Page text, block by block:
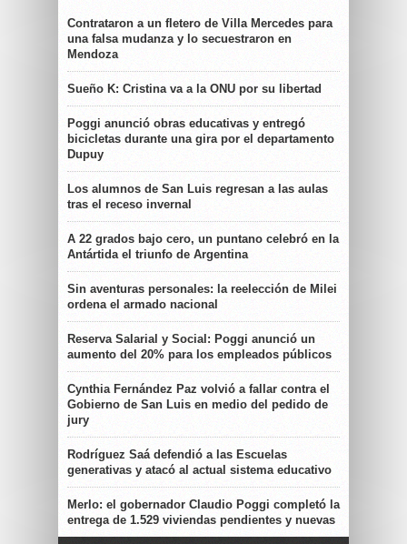
Contrataron a un fletero de Villa Mercedes para
una falsa mudanza y lo secuestraron en
Mendoza
Sueño K: Cristina va a la ONU por su libertad
Poggi anunció obras educativas y entregó
bicicletas durante una gira por el departamento
Dupuy
Los alumnos de San Luis regresan a las aulas
tras el receso invernal
A 22 grados bajo cero, un puntano celebró en la
Antártida el triunfo de Argentina
Sin aventuras personales: la reelección de Milei
ordena el armado nacional
Reserva Salarial y Social: Poggi anunció un
aumento del 20% para los empleados públicos
Cynthia Fernández Paz volvió a fallar contra el
Gobierno de San Luis en medio del pedido de
jury
Rodríguez Saá defendió a las Escuelas
generativas y atacó al actual sistema educativo
Merlo: el gobernador Claudio Poggi completó la
entrega de 1.529 viviendas pendientes y nuevas